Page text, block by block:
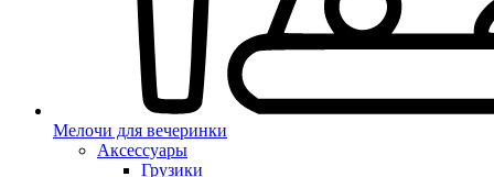
Мелочи для вечеринки
Аксессуары
Грузики